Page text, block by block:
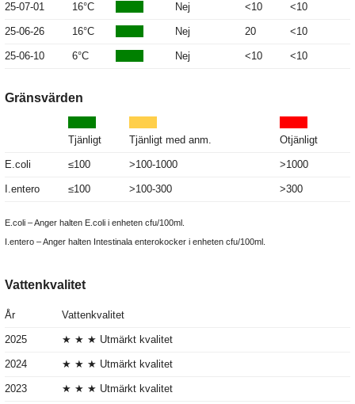
25-07-01 16°C Nej <10 <10
25-06-26 16°C Nej 20 <10
25-06-10 6°C Nej <10 <10
Gränsvärden
Tjänligt Tjänligt med anm. Otjänligt
E.coli ≤100 >100-1000 >1000
I.entero ≤100 >100-300 >300
E.coli – Anger halten E.coli i enheten cfu/100ml.
I.entero – Anger halten Intestinala enterokocker i enheten cfu/100ml.
Vattenkvalitet
År Vattenkvalitet
2025 ★ ★ ★ Utmärkt kvalitet
2024 ★ ★ ★ Utmärkt kvalitet
2023 ★ ★ ★ Utmärkt kvalitet